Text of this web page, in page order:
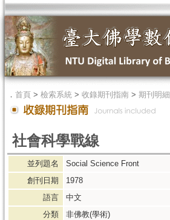
． 首頁 > 檢索系統 > 收錄期刊指南 > 期刊明細
社會科學戰線
並列題名
Social Science Front
創刊日期
1978
語言
中文
分類
非佛教(學術)